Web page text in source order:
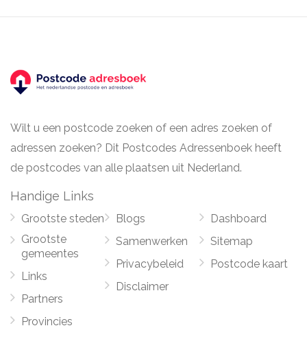
Wilt u een postcode zoeken of een adres zoeken of
adressen zoeken? Dit Postcodes Adressenboek heeft
de postcodes van alle plaatsen uit Nederland.
Handige Links
Grootste steden
Grootste
gemeentes
Links
Partners
Provincies
Blogs
Samenwerken
Privacybeleid
Disclaimer
Dashboard
Sitemap
Postcode kaart